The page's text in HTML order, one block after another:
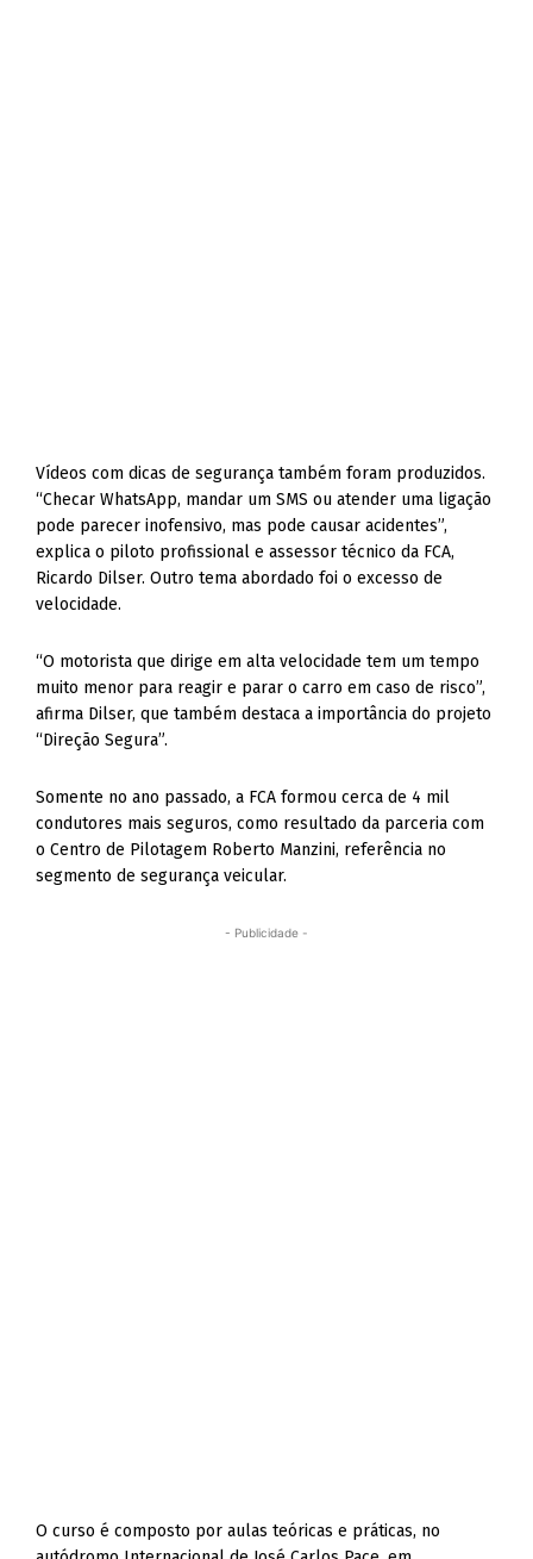
Vídeos com dicas de segurança também foram produzidos.
“Checar WhatsApp, mandar um SMS ou atender uma ligação
pode parecer inofensivo, mas pode causar acidentes”,
explica o piloto profissional e assessor técnico da FCA,
Ricardo Dilser. Outro tema abordado foi o excesso de
velocidade.
“O motorista que dirige em alta velocidade tem um tempo
muito menor para reagir e parar o carro em caso de risco”,
afirma Dilser, que também destaca a importância do projeto
“Direção Segura”.
Somente no ano passado, a FCA formou cerca de 4 mil
condutores mais seguros, como resultado da parceria com
o Centro de Pilotagem Roberto Manzini, referência no
segmento de segurança veicular.
- Publicidade -
O curso é composto por aulas teóricas e práticas, no